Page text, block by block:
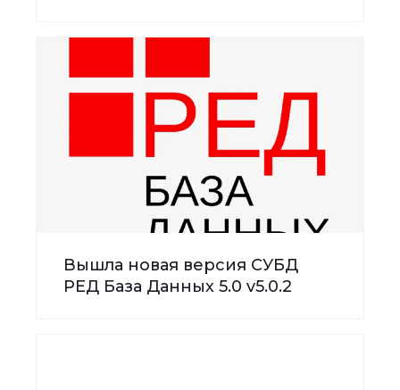
Вышла новая версия СУБД
РЕД База Данных 5.0 v5.0.2